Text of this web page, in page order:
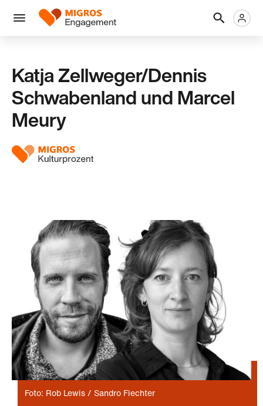
Navigation
überspringen
Menü
Logo
Katja Zellweger/Dennis
Schwabenland und Marcel
Meury
Foto: Rob Lewis / Sandro Fiechter